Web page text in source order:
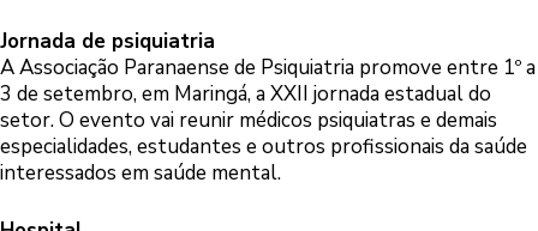
Jornada de psiquiatria
A Associação Paranaense de Psiquiatria promove entre 1º a
3 de setembro, em Maringá, a XXII jornada estadual do
setor. O evento vai reunir médicos psiquiatras e demais
especialidades, estudantes e outros profissionais da saúde
interessados em saúde mental.